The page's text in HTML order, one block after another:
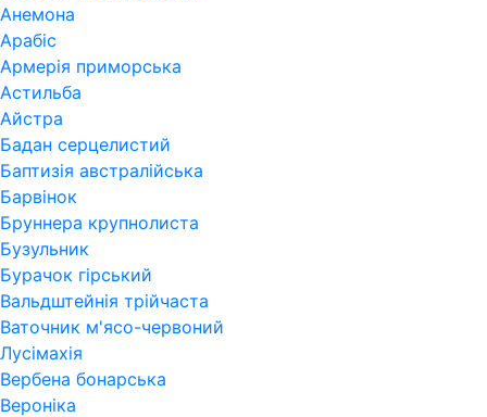
Анемона
Арабіс
Армерія приморська
Астильба
Айстра
Бадан серцелистий
Баптизія австралійська
Барвінок
Бруннера крупнолиста
Бузульник
Бурачок гірський
Вальдштейнія трійчаста
Ваточник м'ясо-червоний
Лусімахія
Вербена бонарська
Вероніка